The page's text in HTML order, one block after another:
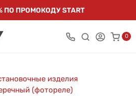
ПО ПРОМОКОДУ START
0
изделия
(фотореле)